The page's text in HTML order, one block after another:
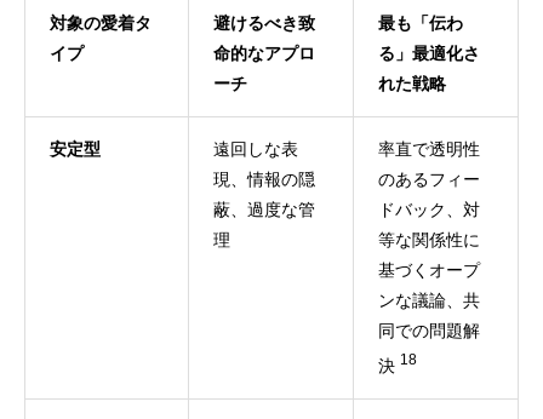
対象の愛着タ
イプ
避けるべき致
命的なアプロ
ーチ
最も「伝わ
る」最適化さ
れた戦略
安定型
遠回しな表
現、情報の隠
蔽、過度な管
理
率直で透明性
のあるフィー
ドバック、対
等な関係性に
基づくオープ
ンな議論、共
同での問題解
決 18